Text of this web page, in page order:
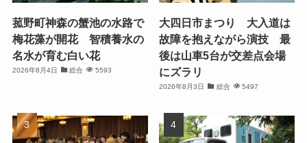
菰野町神森の蟹池の水路で
梅花藻が開花 智積養水の
名水が育む白い花
2026年8月4日 総合 5593
大四日市まつり 大入道は
故障を抱えながら演技 最
後は山車5台が交差点会場
にズラリ
2026年8月3日 総合 5497